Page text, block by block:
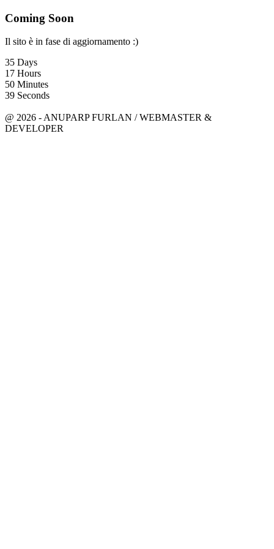
Coming Soon
Il sito è in fase di aggiornamento :)
35 Days
17 Hours
50 Minutes
39 Seconds
@ 2026 - ANUPARP FURLAN / WEBMASTER &
DEVELOPER